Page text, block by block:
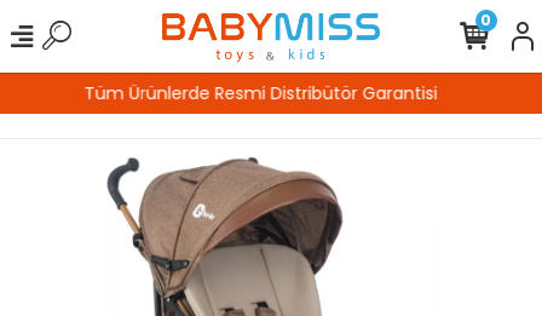
%100 Güvenli Alışveriş
0